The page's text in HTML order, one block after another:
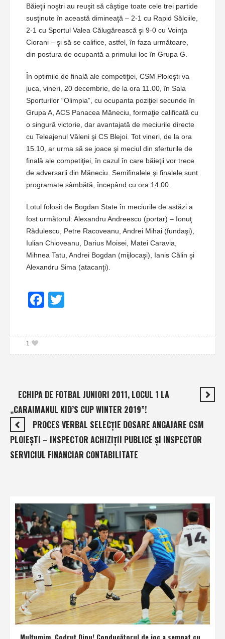
Băieţii noştri au reuşit să câştige toate cele trei partide
susţinute în această dimineaţă – 2-1 cu Rapid Sălciile,
2-1 cu Sportul Valea Călugărească şi 9-0 cu Voinţa
Ciorani – şi să se califice, astfel, în faza următoare,
din postura de ocupantă a primului loc în Grupa G.
În optimile de finală ale competiţiei, CSM Ploieşti va
juca, vineri, 20 decembrie, de la ora 11.00, în Sala
Sporturilor “Olimpia”, cu ocupanta poziţiei secunde în
Grupa A, ACS Panacea Măneciu, formaţie calificată cu
o singură victorie, dar avantajată de meciurile directe
cu Teleajenul Văleni şi CS Blejoi. Tot vineri, de la ora
15.10, ar urma să se joace şi meciul din sferturile de
finală ale competiţiei, în cazul în care băieţii vor trece
de adversarii din Măneciu. Semifinalele şi finalele sunt
programate sâmbătă, începând cu ora 14.00.
Lotul folosit de Bogdan State în meciurile de astăzi a
fost următorul: Alexandru Andreescu (portar) – Ionuţ
Rădulescu, Petre Racoveanu, Andrei Mihai (fundaşi),
Iulian Chioveanu, Darius Moisei, Matei Caravia,
Mihnea Tatu, Andrei Bogdan (mijlocaşi), Ianis Călin şi
Alexandru Sima (atacanţi).
Facebook
1
ECHIPA DE FOTBAL JUNIORI 2011, LOCUL 1 LA
„CARAIMANUL KID’S CUP WINTER 2019”!
PROCES VERBAL SELECŢIE DOSARE ANGAJARE CSM
PLOIEŞTI – INSPECTOR ACHIZIŢII PUBLICE ŞI INSPECTOR
SERVICIUL FINANCIAR CONTABILITATE
Mulţumim, Codruţ Dinu! Conducătorul de joc a semnat cu